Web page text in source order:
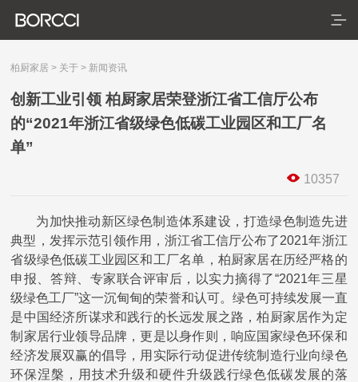
首页
产品
门店查询
防伪查询
服务体系
合作
关于
关于我们
发展历程
荣誉资质
柏厨家居 > 关于 > 新闻资讯
创新工业引领 柏厨家居荣登浙江省工信厅公布
的“2021年浙江省级绿色低碳工业园区和工厂名
单”
10357
为加快推动新区绿色制造体系建设，打造绿色制造先进
典型，发挥示范引领作用，浙江省工信厅公布了2021年浙江
省级绿色低碳工业园区和工厂名单，柏厨家居在历经严格的
申报、答辩、专家联合评审后，以实力摘得了“2021年三星
级绿色工厂”这一沉甸甸的荣誉和认可。绿色可持续发展一直
是中国经济所谋求和践行的长远发展之路，柏厨家居作为定
制家居行业领导品牌，更是以身作则，响应国家绿色环保和
经济发展双赢的倡导，用实际行动促进传统制造行业向绿色
环保涅槃，用技术升级和硬件升级践行绿色低碳发展的落